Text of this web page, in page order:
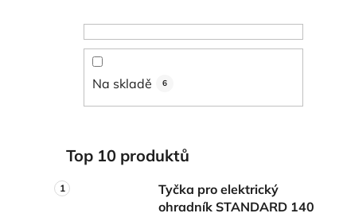
Na skladě 6
Top 10 produktů
Tyčka pro elektrický
ohradník STANDARD 140